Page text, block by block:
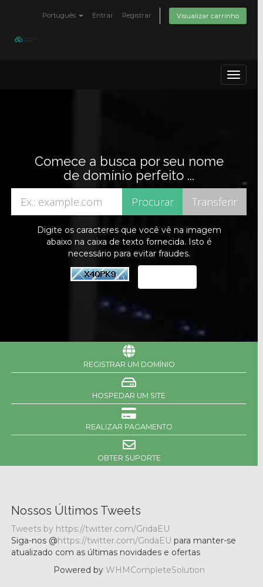
Português Entrar Registrar Visualizar carrinho
Toggle
Comece a busca por seu nome
de domínio perfeito ...
Digite os caracteres que você vê na imagem
abaixo na caixa de texto fornecida. Isto é
necessário para evitar fraudes.
REGISTRAR UM DOMÍNIO
HOSPEDAR UM SITE
REALIZAR PAGAMENTO
OBTER SUPORTE
Nossos Últimos Tweets
Tweets by https://twitter.com/GridaEU
Siga-nos @https://twitter.com/GridaEU para manter-se
atualizado com as últimas novidades e ofertas
Powered by WHMCompleteSolution